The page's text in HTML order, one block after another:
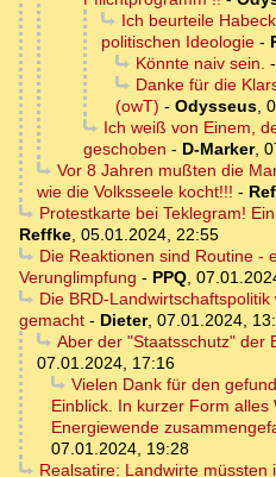
Ich beurteile
politischen Ideologie -
Könnte naiv sein. -
Danke für die
(owT) - Odysseus,
Ich weiß von Einem,
geschoben - D-Marker,
Vor 8 Jahren mußten die
wie die Volksseele kocht!!! -
Protestkarte bei Teklegram!
Reffke, 05.01.2024, 22:55
Die Reaktionen sind Routine -
Verunglimpfung - PPQ,
Die BRD-
gemacht - Dieter, 07.01.2024,
Aber der "Staatsschutz" der
07.01.2024, 17:16
Vielen Dank für den
Einblick. In kurzer Form
Energiewende
07.01.2024, 19:28
Realsatire: Landwirte müssten